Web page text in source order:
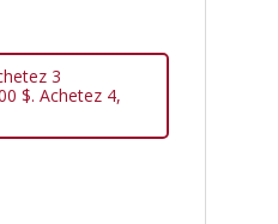
3
$. Achetez 4,